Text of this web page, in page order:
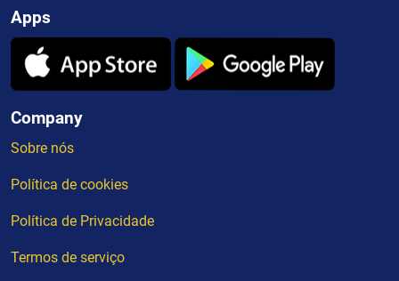
Apps
Company
Sobre nós
Política de cookies
Política de Privacidade
Termos de serviço